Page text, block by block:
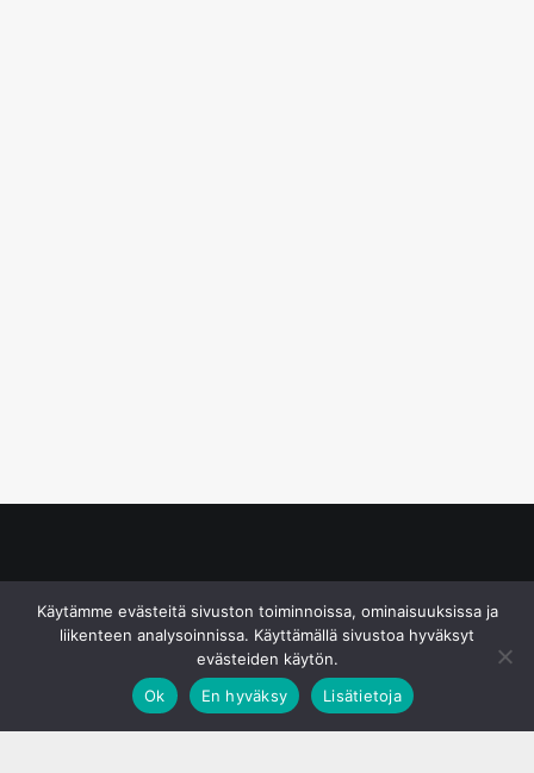
Käytämme evästeitä sivuston toiminnoissa, ominaisuuksissa ja
liikenteen analysoinnissa. Käyttämällä sivustoa hyväksyt
evästeiden käytön.
Ok
En hyväksy Lisätietoja